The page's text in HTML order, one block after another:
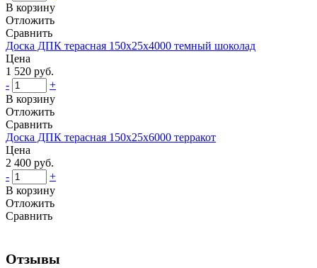
В корзину
Отложить
Сравнить
Доска ДПК терасная 150х25х4000 темный шоколад
Цена
1 520 руб.
-
+
В корзину
Отложить
Сравнить
Доска ДПК терасная 150х25х6000 терракот
Цена
2 400 руб.
-
+
В корзину
Отложить
Сравнить
Отзывы